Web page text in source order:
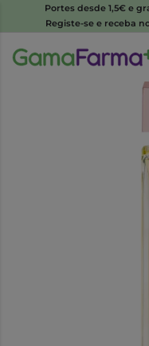
Portes desde 1,5€ e
Registe-se e receba